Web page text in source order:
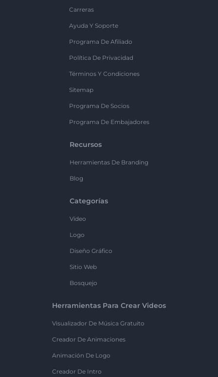
Carreras
Ayuda Y Soporte
Programa De Afiliado
Política De Privacidad
Términos Y Condiciones
Sitemap
Programa De Socios
Programa De Embajadores
Recursos
Herramientas De Branding
Blog
Categorías
Vídeo
Logo
Diseño Gráfico
Sitio Web
Bosquejo
Herramientas Para Crear Videos
Visualizador De Música Gratuito
Creador De Animaciones
Animación De Logo
Creador De Intro